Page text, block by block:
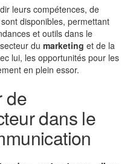
leurs compétences, de
disponibles, permettant
et outils dans le
du marketing et de la
lui, les opportunités pour les
en plein essor.
de
dans le